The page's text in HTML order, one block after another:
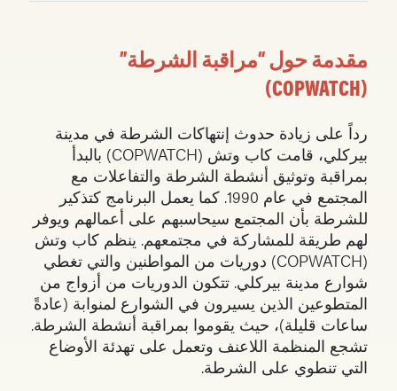
مقدمة حول “مراقبة الشرطة”
(COPWATCH)
رداً على زيادة حدوث إنتهاكات الشرطة في مدينة
بيركلي، قامت كاب وتش (COPWATCH) بالبدأ
بمراقبة وتوثيق أنشطة الشرطة والتفاعلات مع
المجتمع في عام 1990. كما يعمل البرنامج كتذكير
للشرطة بأن المجتمع سيحاسبهم على أعمالهم ويوفر
لهم طريقة للمشاركة في مجتمعهم. ينظم كاب وتش
(COPWATCH) دوريات من المواطنين والتي تغطي
شوارع مدينة بيركلي. تتكون الدوريات من أزواج من
المتطوعين الذين يسيرون في الشوارع لمنوابة (عادةً
ساعات قليلة)، حيث يقوموا بمراقبة أنشطة الشرطة.
تشجع المنظمة اللاعنف وتعمل على تهدئة الأوضاع
التي تنطوي على الشرطة.